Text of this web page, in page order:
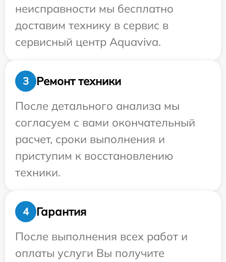
неисправности мы бесплатно
доставим технику в сервис в
сервисный центр Aquaviva.
3
Ремонт техники
После детального анализа мы
согласуем с вами окончательный
расчет, сроки выполнения и
приступим к восстановлению
техники.
4
Гарантия
После выполнения всех работ и
оплаты услуги Вы получите